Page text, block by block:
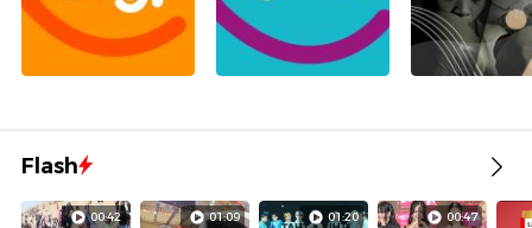
Flash
00:42 01:09 01:20 00:47